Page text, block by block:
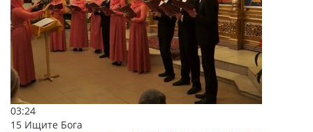
03:24
15 Ищите Бога